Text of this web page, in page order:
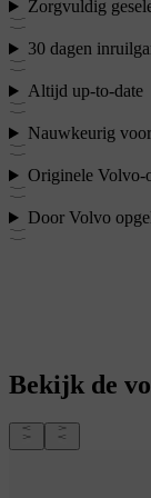
Zorgvuldig
30 dagen
Altijd up-to-date
Nauwkeurig
Originele Volvo-
Door Volvo
Bekijk de